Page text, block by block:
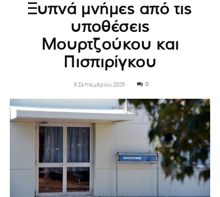
Ξυπνά μνήμες από τις
υποθέσεις
Μουρτζούκου και
Πισπιρίγκου
9 Σεπτεμβρίου 2025 0